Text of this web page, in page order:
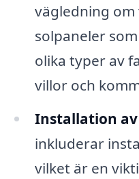
vägledning
solpaneler
olika typer av
villor och
Installation
inkluderar
vilket är en